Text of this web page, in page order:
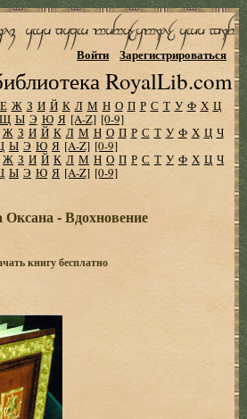
RoyalLib.com
Войти Зарегистрироваться
Е Ж З И Й К Л М Н О П Р С Т У Ф Х Ц
Щ Ы Э Ю Я [A-Z] [0-9]
Ж З И Й К Л М Н О П Р С Т У Ф Х Ц Ч
Ы Э Ю Я [A-Z] [0-9]
Ж З И Й К Л М Н О П Р С Т У Ф Х Ц Ч
Ы Э Ю Я [A-Z] [0-9]
Оксана - Вдохновение
книгу бесплатно